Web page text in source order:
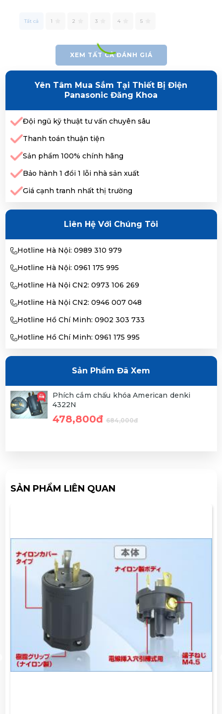
Tất cả 1 2 3 4 5
XEM TẤT CẢ ĐÁNH GIÁ
Yên Tâm Mua Sắm Tại Thiết Bị Điện
Panasonic Đăng Khoa
Đội ngũ kỹ thuật tư vấn chuyên sâu
Thanh toán thuận tiện
Sản phẩm 100% chính hãng
Bảo hành 1 đổi 1 lỗi nhà sản xuất
Giá cạnh tranh nhất thị trường
Liên Hệ Với Chúng Tôi
Hotline Hà Nội: 0989 310 979
Hotline Hà Nội: 0961 175 995
Hotline Hà Nội CN2: 0973 106 269
Hotline Hà Nội CN2: 0946 007 048
Hotline Hồ Chí Minh: 0902 303 733
Hotline Hồ Chí Minh: 0961 175 995
Sản Phẩm Đã Xem
Phích cắm chấu khóa American denki
4322N
478,800đ 684,000đ
SẢN PHẨM LIÊN QUAN